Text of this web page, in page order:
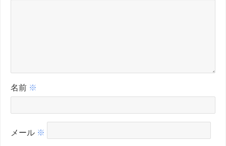
名前 ※
メール ※